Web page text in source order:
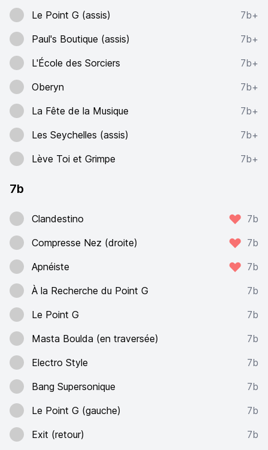
Le Point G (assis)
7b+
Paul's Boutique (assis)
7b+
L'École des Sorciers
7b+
Oberyn
7b+
La Fête de la Musique
7b+
Les Seychelles (assis)
7b+
Lève Toi et Grimpe
7b+
7b
Clandestino
7b
Compresse Nez (droite)
7b
Apnéiste
7b
À la Recherche du Point G
7b
Le Point G
7b
Masta Boulda (en traversée)
7b
Electro Style
7b
Bang Supersonique
7b
Le Point G (gauche)
7b
Exit (retour)
7b